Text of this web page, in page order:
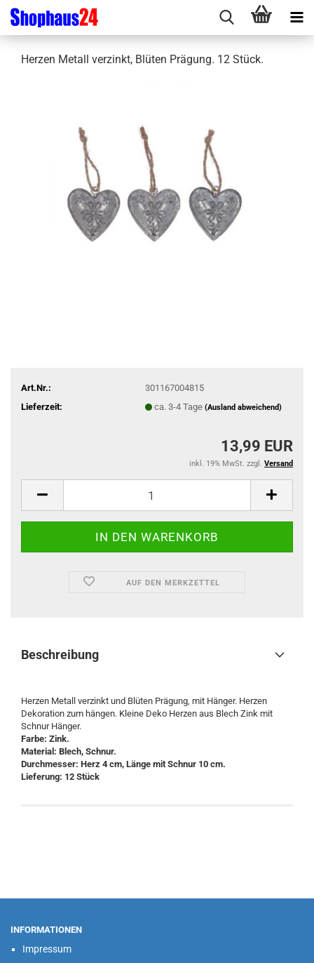
Herzen Metall verzinkt, Blüten Prägung. 12 Stück.
Art.Nr.:
301167004815
Lieferzeit:
ca. 3-4 Tage (Ausland abweichend)
13,99 EUR
inkl. 19% MwSt. zzgl. Versand
AUF DEN MERKZETTEL
Beschreibung
Herzen Metall verzinkt und Blüten Prägung, mit Hänger. Herzen
Dekoration zum hängen. Kleine Deko Herzen aus Blech Zink mit
Schnur Hänger.
Farbe: Zink.
Material: Blech, Schnur.
Durchmesser: Herz 4 cm, Länge mit Schnur 10 cm.
Lieferung: ​12 Stück
INFORMATIONEN
Impressum